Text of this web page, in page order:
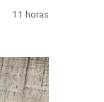
11 horas